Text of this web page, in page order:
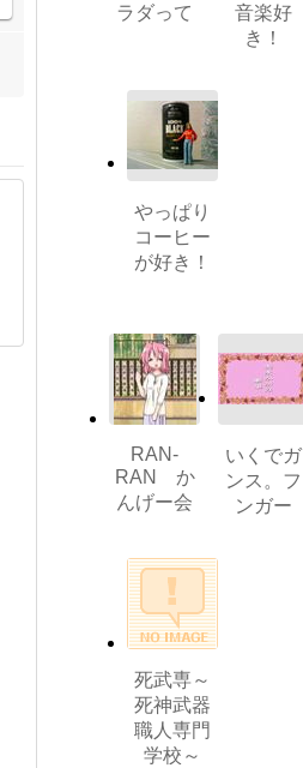
ラダって
音楽好
き！
やっぱり
コーヒー
が好き！
RAN-
RAN か
んげー会
いくでガ
ンス。フ
ンガー
死武専～
死神武器
職人専門
学校～